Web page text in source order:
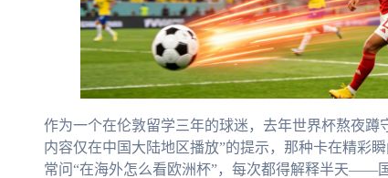
作为一个在伦敦留学三年的球迷，去年世界杯熬夜蹲
内容仅在中国大陆地区播放”的提示，那种卡在精彩
常问“在海外怎么看欧洲杯”，每次都得解释半天——